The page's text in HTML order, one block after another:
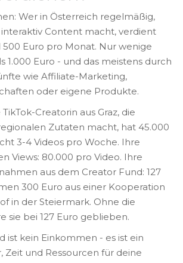
Wer in Österreich regelmäßig,
Content macht, verdient
500 Euro pro Monat. Nur wenige
1.000 Euro - und das meistens durch
wie Affiliate-Marketing,
oder eigene Produkte.
Creatorin aus Graz, die
Zutaten macht, hat 45.000
3-4 Videos pro Woche. Ihre
Views: 80.000 pro Video. Ihre
aus dem Creator Fund: 127
300 Euro aus einer Kooperation
in der Steiermark. Ohne die
sie bei 127 Euro geblieben.
ist kein Einkommen - es ist ein
Zeit und Ressourcen für deine